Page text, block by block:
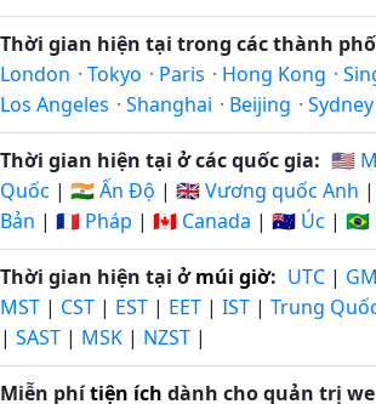
Thời gian hiện tại trong các thành
London · Tokyo · Paris · Hong Kong ·
Los Angeles · Shanghai · Beijing · Sydney
Thời gian hiện tại ở các quốc gia: 🇺🇸
Quốc | 🇮🇳 Ấn Độ | 🇬🇧 Vương quốc Anh |
Bản | 🇫🇷 Pháp | 🇨🇦 Canada | 🇦🇺 Úc | 🇧🇷
Thời gian hiện tại ởmúi giờ: UTC |
MST | CST | EST | EET | IST | Trung
| SAST | MSK | NZST |
Miễn phítiện ích dành cho quản trị